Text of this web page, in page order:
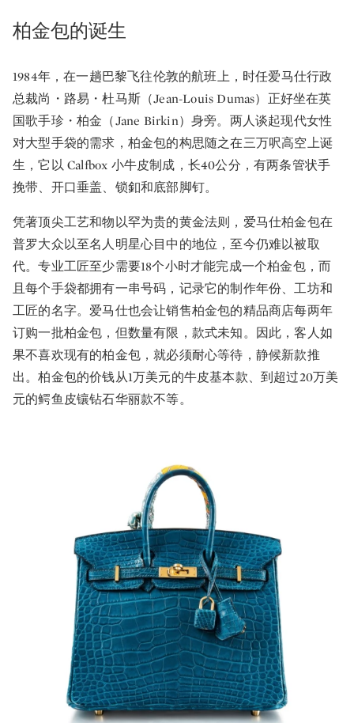
柏金包的诞生
1984年，在一趟巴黎飞往伦敦的航班上，时任爱马仕行政
总裁尚・路易・杜马斯（Jean-Louis Dumas）正好坐在英
国歌手珍・柏金（Jane Birkin）身旁。两人谈起现代女性
对大型手袋的需求，柏金包的构思随之在三万呎高空上诞
生，它以 Calfbox 小牛皮制成，长40公分，有两条管状手
挽带、开口垂盖、锁釦和底部脚钉。
凭著顶尖工艺和物以罕为贵的黄金法则，爱马仕柏金包在
普罗大众以至名人明星心目中的地位，至今仍难以被取
代。专业工匠至少需要18个小时才能完成一个柏金包，而
且每个手袋都拥有一串号码，记录它的制作年份、工坊和
工匠的名字。爱马仕也会让销售柏金包的精品商店每两年
订购一批柏金包，但数量有限，款式未知。因此，客人如
果不喜欢现有的柏金包，就必须耐心等待，静候新款推
出。柏金包的价钱从1万美元的牛皮基本款、到超过20万美
元的鳄鱼皮镶钻石华丽款不等。